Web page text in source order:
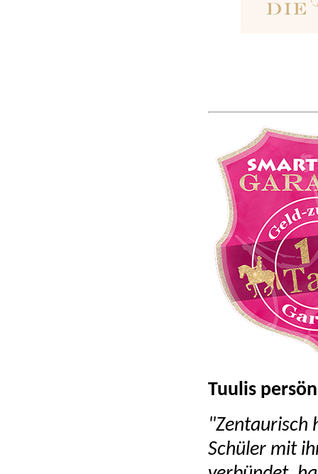
Tuulis
"Zentaurisch
Schüler mit